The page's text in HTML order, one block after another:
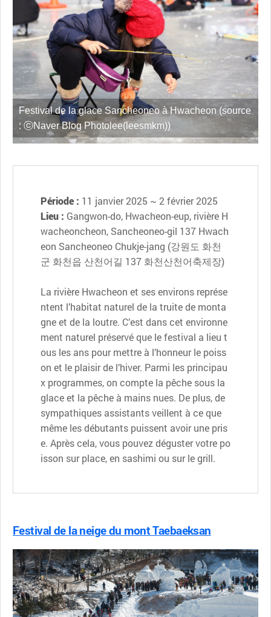
Festival de la glace Sancheoneo à Hwacheon (source
: ⓒNaver Blog Photolee(leesmkm))
Période : 11 janvier 2025 ~ 2 février 2025
Lieu : Gangwon-do, Hwacheon-eup, rivière H
wacheoncheon, Sancheoneo-gil 137 Hwach
eon Sancheoneo Chukje-jang (강원도 화천
군 화천읍 산천어길 137 화천산천어축제장)
La rivière Hwacheon et ses environs représe
ntent l’habitat naturel de la truite de monta
gne et de la loutre. C’est dans cet environne
ment naturel préservé que le festival a lieu t
ous les ans pour mettre à l’honneur le poiss
on et le plaisir de l’hiver. Parmi les principau
x programmes, on compte la pêche sous la
glace et la pêche à mains nues. De plus, de
sympathiques assistants veillent à ce que
même les débutants puissent avoir une pris
e. Après cela, vous pouvez déguster votre po
isson sur place, en sashimi ou sur le grill.
Festival de la neige du mont Taebaeksan